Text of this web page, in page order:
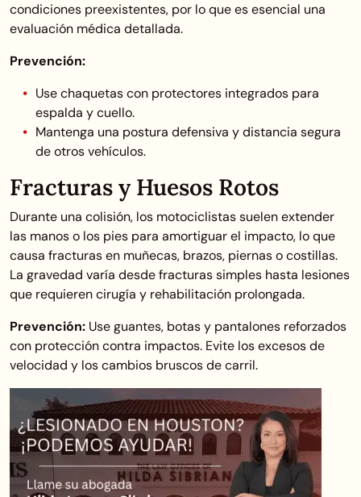
condiciones preexistentes, por lo que es esencial una
evaluación médica detallada.
Prevención:
Use chaquetas con protectores integrados para
espalda y cuello.
Mantenga una postura defensiva y distancia segura
de otros vehículos.
Fracturas y Huesos Rotos
Durante una colisión, los motociclistas suelen extender
las manos o los pies para amortiguar el impacto, lo que
causa fracturas en muñecas, brazos, piernas o costillas.
La gravedad varía desde fracturas simples hasta lesiones
que requieren cirugía y rehabilitación prolongada.
Prevención: Use guantes, botas y pantalones reforzados
con protección contra impactos. Evite los excesos de
velocidad y los cambios bruscos de carril.